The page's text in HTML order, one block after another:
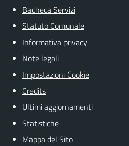
Bacheca Servizi
Statuto Comunale
Informativa privacy
Note legali
Impostazioni Cookie
Credits
Ultimi aggiornamenti
Statistiche
Mappa del Sito